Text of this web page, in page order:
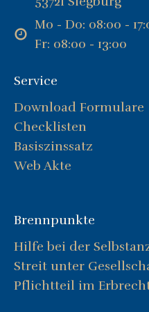
Mo - Do: 08:00 -
Fr: 08:00 - 13:00
Service
Download Formulare
Checklisten
Basiszinssatz
Web Akte
Brennpunkte
Hilfe bei der
Streit unter
Pflichtteil im